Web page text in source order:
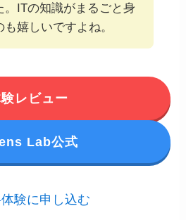
。ITの知識がまるごと身
も嬉しいですよね。
レビュー
Lab公式
験に申し込む